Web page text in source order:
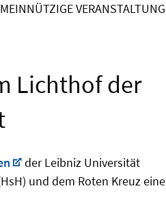
VERANSTALTUNG
Lichthof der
der Leibniz Universität
und dem Roten Kreuz eine